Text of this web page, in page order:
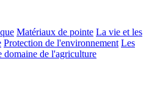
Matériaux de pointe La vie et les
Protection de l'environnement Les
domaine de l'agriculture